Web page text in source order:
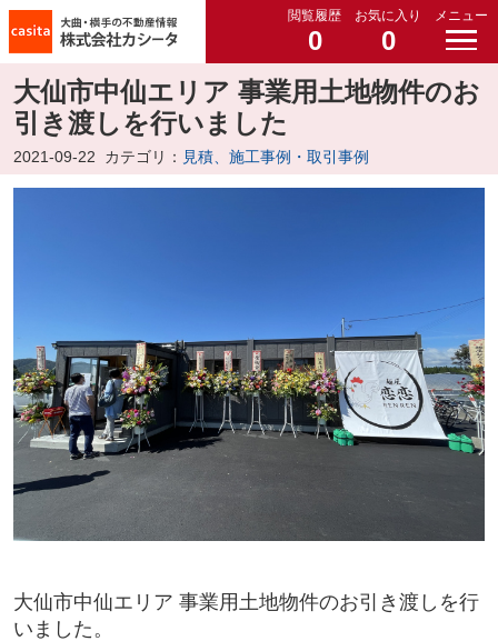
閲覧履歴
0
お気に入り
0
メニュー
大仙市中仙エリア 事業用土地物件のお
引き渡しを行いました
2021-09-22 カテゴリ： 見積、施工事例・取引事例
大仙市中仙エリア 事業用土地物件のお引き渡しを行
いました。